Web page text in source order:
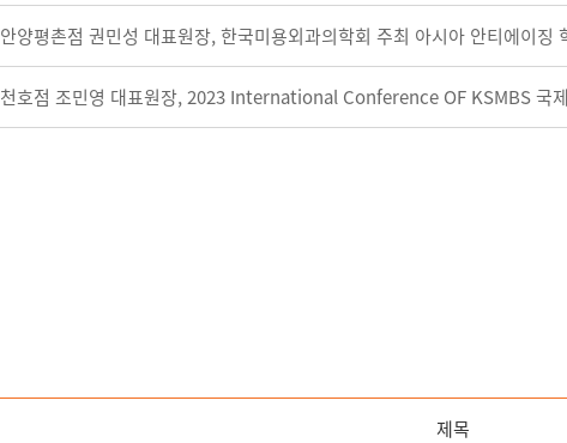
안양평촌점 권민성 대표원장, 한국미용외과의학회 주최 아시아 안티에이징
천호점 조민영 대표원장, 2023 International Conference OF KSMBS 국
제목